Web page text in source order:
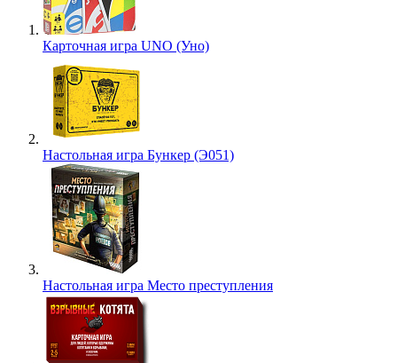
Карточная игра UNO (Уно)
Настольная игра Бункер (Э051)
Настольная игра Место преступления